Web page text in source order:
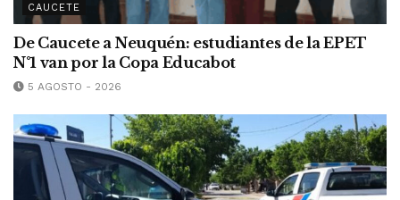
CAUCETE
De Caucete a Neuquén: estudiantes de la EPET
N°1 van por la Copa Educabot
5 AGOSTO - 2026